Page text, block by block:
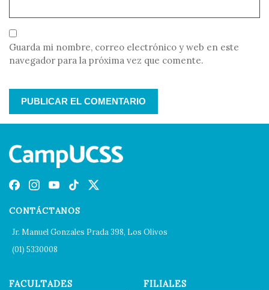
Guarda mi nombre, correo electrónico y web en este
navegador para la próxima vez que comente.
CONTÁCTANOS
Jr. Manuel Gonzales Prada 398, Los Olivos
(01) 5330008
FACULTADES FILIALES